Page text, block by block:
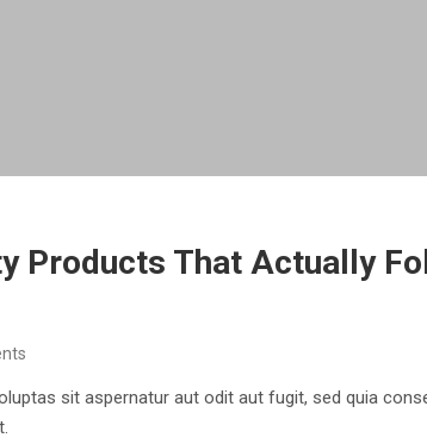
Products That Actually
sit aspernatur aut odit aut fugit, sed quia